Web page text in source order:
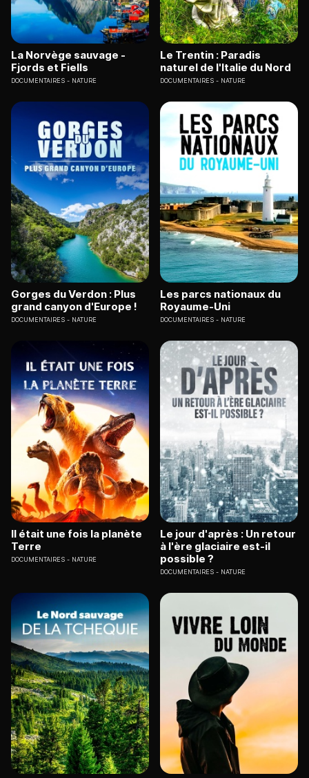
La Norvège sauvage -
Fjords et Fiells
DOCUMENTAIRES NATURE
Le Trentin : Paradis
naturel de l'Italie du Nord
DOCUMENTAIRES NATURE
Gorges du Verdon : Plus
grand canyon d'Europe !
DOCUMENTAIRES NATURE
Les parcs nationaux du
Royaume-Uni
DOCUMENTAIRES NATURE
Il était une fois la planète
Terre
DOCUMENTAIRES NATURE
Le jour d'après : Un retour
à l'ère glaciaire est-il
possible ?
DOCUMENTAIRES NATURE